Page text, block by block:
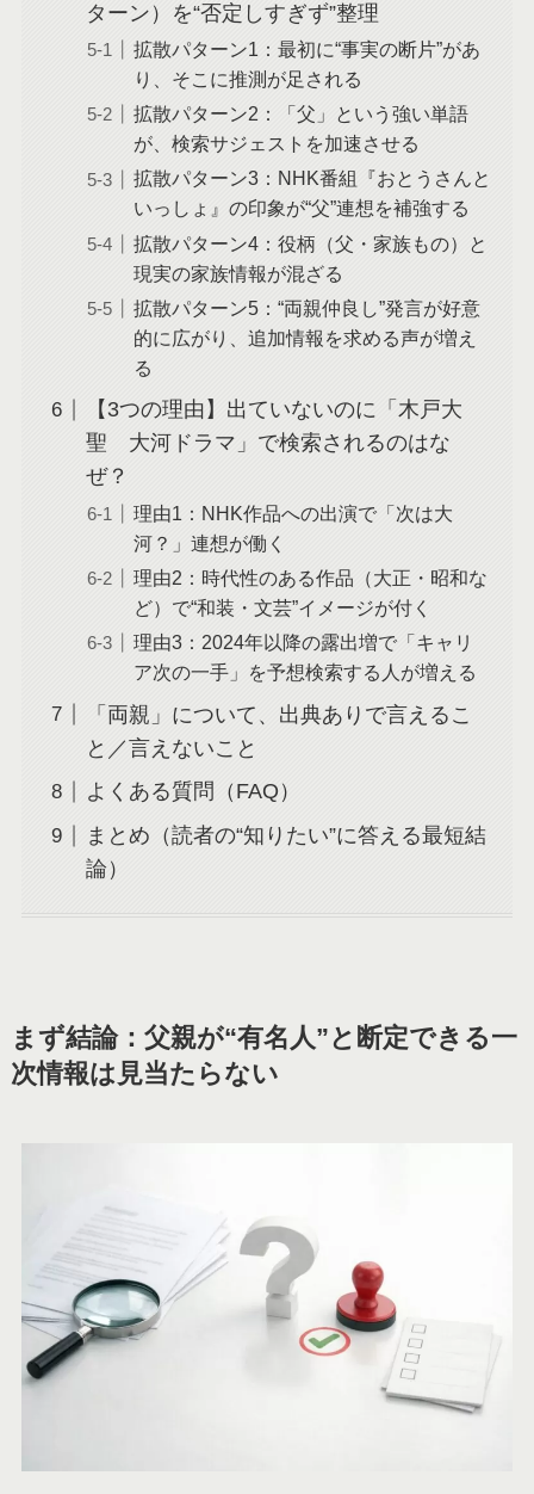
ターン）を“否定しすぎず”整理
拡散パターン1：最初に“事実の断片”があ
り、そこに推測が足される
拡散パターン2：「父」という強い単語
が、検索サジェストを加速させる
拡散パターン3：NHK番組『おとうさんと
いっしょ』の印象が“父”連想を補強する
拡散パターン4：役柄（父・家族もの）と
現実の家族情報が混ざる
拡散パターン5：“両親仲良し”発言が好意
的に広がり、追加情報を求める声が増え
る
【3つの理由】出ていないのに「木戸大
聖 大河ドラマ」で検索されるのはな
ぜ？
理由1：NHK作品への出演で「次は大
河？」連想が働く
理由2：時代性のある作品（大正・昭和な
ど）で“和装・文芸”イメージが付く
理由3：2024年以降の露出増で「キャリ
ア次の一手」を予想検索する人が増える
「両親」について、出典ありで言えるこ
と／言えないこと
よくある質問（FAQ）
まとめ（読者の“知りたい”に答える最短結
論）
まず結論：父親が“有名人”と断定できる一
次情報は見当たらない